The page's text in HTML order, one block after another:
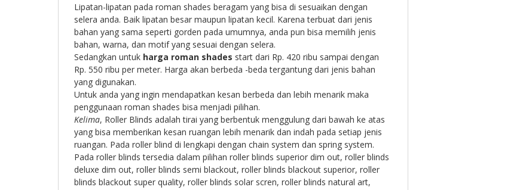
Lipatan-lipatan pada roman shades beragam yang bisa di sesuaikan dengan
selera anda. Baik lipatan besar maupun lipatan kecil. Karena terbuat dari jenis
bahan yang sama seperti gorden pada umumnya, anda pun bisa memilih jenis
bahan, warna, dan motif yang sesuai dengan selera.
Sedangkan untuk harga roman shades start dari Rp. 420 ribu sampai dengan
Rp. 550 ribu per meter. Harga akan berbeda -beda tergantung dari jenis bahan
yang digunakan.
Untuk anda yang ingin mendapatkan kesan berbeda dan lebih menarik maka
penggunaan roman shades bisa menjadi pilihan.
Kelima, Roller Blinds adalah tirai yang berbentuk menggulung dari bawah ke atas
yang bisa memberikan kesan ruangan lebih menarik dan indah pada setiap jenis
ruangan. Pada roller blind di lengkapi dengan chain system dan spring system.
Pada roller blinds tersedia dalam pilihan roller blinds superior dim out, roller blinds
deluxe dim out, roller blinds semi blackout, roller blinds blackout superior, roller
blinds blackout super quality, roller blinds solar scren, roller blinds natural art,